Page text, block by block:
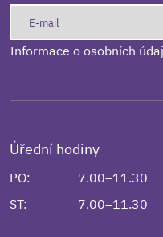
Informace o osobních
Úřední hodiny
PO: 7.00–11.30
ST:
7.00–11.30